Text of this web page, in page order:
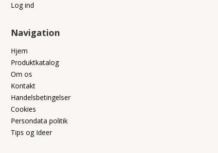
Log ind
Navigation
Hjem
Produktkatalog
Om os
Kontakt
Handelsbetingelser
Cookies
Persondata politik
Tips og Ideer